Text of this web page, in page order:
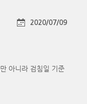
2020/07/09
아니라 검침일 기준